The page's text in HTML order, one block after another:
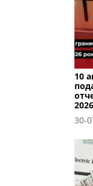
10
30-